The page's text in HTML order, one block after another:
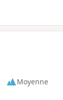
Moyenne